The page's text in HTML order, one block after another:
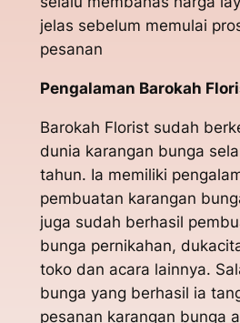
jelas sebelum memulai
pesanan
Pengalaman Barokah
Barokah Florist sudah
dunia karangan bunga
tahun. Ia memiliki
pembuatan karangan
juga sudah berhasil
bunga pernikahan,
toko dan acara lainnya.
bunga yang berhasil ia
pesanan karangan bunga